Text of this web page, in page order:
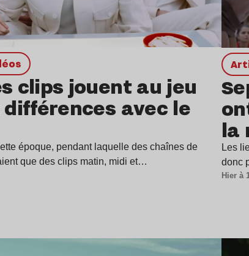
clips jouent au jeu
avec le
époque, pendant laquelle des chaînes de
que des clips matin, midi et…
la
Les
donc
Hier à